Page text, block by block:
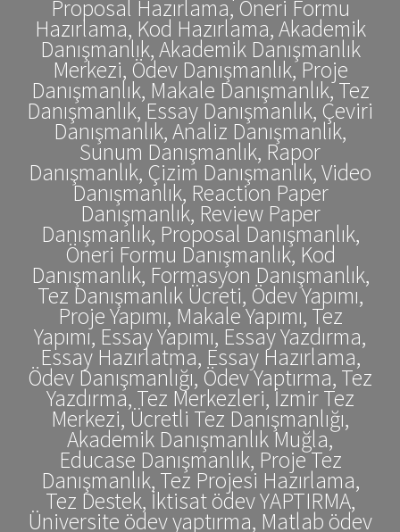
Proposal Hazırlama, Öneri Formu
Hazırlama, Kod Hazırlama, Akademik
Danışmanlık, Akademik Danışmanlık
Merkezi, Ödev Danışmanlık, Proje
Danışmanlık, Makale Danışmanlık, Tez
Danışmanlık, Essay Danışmanlık, Çeviri
Danışmanlık, Analiz Danışmanlık,
Sunum Danışmanlık, Rapor
Danışmanlık, Çizim Danışmanlık, Video
Danışmanlık, Reaction Paper
Danışmanlık, Review Paper
Danışmanlık, Proposal Danışmanlık,
Öneri Formu Danışmanlık, Kod
Danışmanlık, Formasyon Danışmanlık,
Tez Danışmanlık Ücreti, Ödev Yapımı,
Proje Yapımı, Makale Yapımı, Tez
Yapımı, Essay Yapımı, Essay Yazdırma,
Essay Hazırlatma, Essay Hazırlama,
Ödev Danışmanlığı, Ödev Yaptırma, Tez
Yazdırma, Tez Merkezleri, İzmir Tez
Merkezi, Ücretli Tez Danışmanlığı,
Akademik Danışmanlık Muğla,
Educase Danışmanlık, Proje Tez
Danışmanlık, Tez Projesi Hazırlama,
Tez Destek, İktisat ödev YAPTIRMA,
Üniversite ödev yaptırma, Matlab ödev